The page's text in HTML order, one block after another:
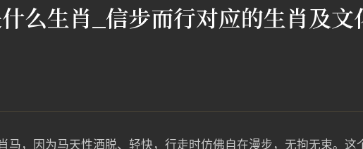
么生肖_信步而行对应的生肖及文
马，因为马天性洒脱、轻快，行走时仿佛自在漫步，无拘无束。这